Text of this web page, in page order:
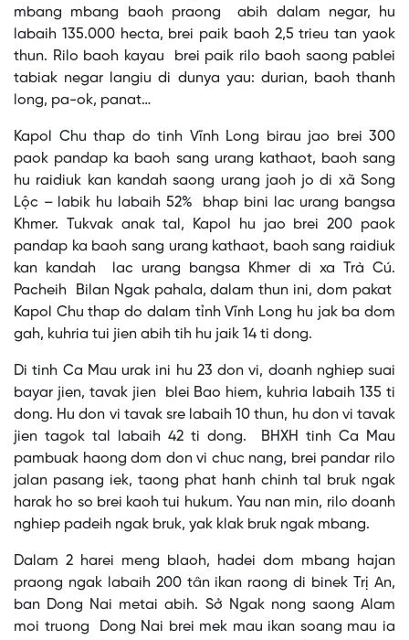
mbang mbang baoh praong abih dalam negar, hu
labaih 135.000 hecta, brei paik baoh 2,5 trieu tan yaok
thun. Rilo baoh kayau brei paik rilo baoh saong pablei
tabiak negar langiu di dunya yau: durian, baoh thanh
long, pa-ok, panat…
Kapol Chu thap do tinh Vĩnh Long birau jao brei 300
paok pandap ka baoh sang urang kathaot, baoh sang
hu raidiuk kan kandah saong urang jaoh jo di xã Song
Lộc – labik hu labaih 52% bhap bini lac urang bangsa
Khmer. Tukvak anak tal, Kapol hu jao brei 200 paok
pandap ka baoh sang urang kathaot, baoh sang raidiuk
kan kandah lac urang bangsa Khmer di xa Trà Cú.
Pacheih Bilan Ngak pahala, dalam thun ini, dom pakat
Kapol Chu thap do dalam tỉnh Vĩnh Long hu jak ba dom
gah, kuhria tui jien abih tih hu jaik 14 ti dong.
Di tinh Ca Mau urak ini hu 23 don vi, doanh nghiep suai
bayar jien, tavak jien blei Bao hiem, kuhria labaih 135 ti
dong. Hu don vi tavak sre labaih 10 thun, hu don vi tavak
jien tagok tal labaih 42 ti dong. BHXH tinh Ca Mau
pambuak haong dom don vi chuc nang, brei pandar rilo
jalan pasang iek, taong phat hanh chinh tal bruk ngak
harak ho so brei kaoh tui hukum. Yau nan min, rilo doanh
nghiep padeih ngak bruk, yak klak bruk ngak mbang.
Dalam 2 harei meng blaoh, hadei dom mbang hajan
praong ngak labaih 200 tân ikan raong di binek Trị An,
ban Dong Nai metai abih. Sở Ngak nong saong Alam
moi truong Dong Nai brei mek mau ikan soang mau ia